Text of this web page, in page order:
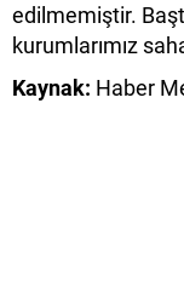
edilmemiştir.
kurumlarımız
Kaynak: Haber